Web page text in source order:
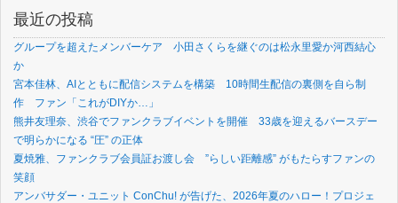
最近の投稿
グループを超えたメンバーケア 小田さくらを継ぐのは松永里愛か河西結心
か
宮本佳林、AIとともに配信システムを構築 10時間生配信の裏側を自ら制
作 ファン「これがDIYか…」
熊井友理奈、渋谷でファンクラブイベントを開催 33歳を迎えるバースデー
で明らかになる “圧” の正体
夏焼雅、ファンクラブ会員証お渡し会 ”らしい距離感” がもたらすファンの
笑顔
アンバサダー・ユニット ConChu! が告げた、2026年夏のハロー！プロジェ